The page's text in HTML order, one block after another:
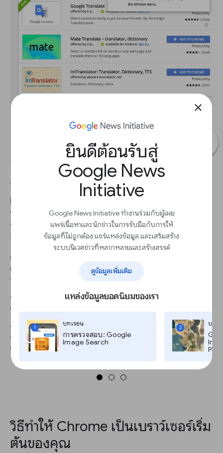
close
ยินดีต้อนรับสู่
Google News
Initiative
Google News Initiative ทำงานร่วมกับผู้เผย
แพร่เนื้อหาและนักข่าวในการรับมือกับการให้
ข้อมูลที่ไม่ถูกต้อง แชร์แหล่งข้อมูล และเสริมสร้าง
ระบบนิเวศข่าวที่หลากหลายและสร้างสรรค์
ดูข้อมูลเพิ่มเติม
แหล่งข้อมูลยอดนิยมของเรา
1
บทเรียน
การตรวจสอบ: Google
Image Search
2
บทเ
Pro,
This can really speed up the process of verifying
photo captions, video descriptions and user
comments. If you use this feature frequently, you
can edit the extension settings to automatically
show translation every time you highlight text.
ก้าว 1
ติดตั้ง ส่วนขยาย Google Translate บน Chrome เพื่อแปลคำแต่ละคำ
หรือวลีต่างๆ บนหน้าเว็บได้ง่ายขึ้น
ก้าว 2
เน้นส่วนใดส่วนหนึ่งของข้อความในภาษาอื่น
ก้าว 3
คลิกที่ไอคอน แล้วกล่องป๊อปอัพจะปรากฏ แสดงว่าเป็นภาษาอะไรและ
แนะนำการแปล
วิธีทำให้ Chrome เป็นเบราว์เซอร์เริ่ม
ต้นของคุณ